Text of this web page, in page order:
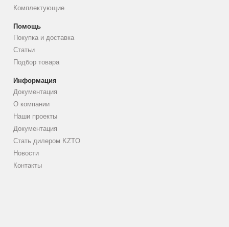
Комплектующие
Помощь
Покупка и доставка
Статьи
Подбор товара
Информация
Документация
О компании
Наши проекты
Документация
Стать дилером KZTO
Новости
Контакты